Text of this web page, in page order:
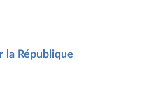
la République